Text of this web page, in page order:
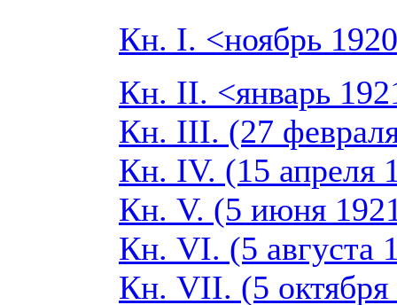
Кн. I. <ноябрь
Кн. II. <январь
Кн. III. (27
Кн. IV. (15 апреля
Кн. V. (5 июня
Кн. VI. (5 августа
Кн. VII. (5 октября